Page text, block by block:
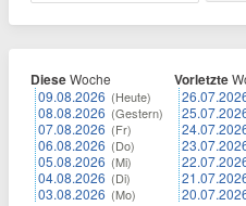
DieseWoche
09.08.2026 (Heute)
08.08.2026 (Gestern)
07.08.2026 (Fr)
06.08.2026 (Do)
05.08.2026 (Mi)
04.08.2026 (Di)
03.08.2026 (Mo)
Vorletzte